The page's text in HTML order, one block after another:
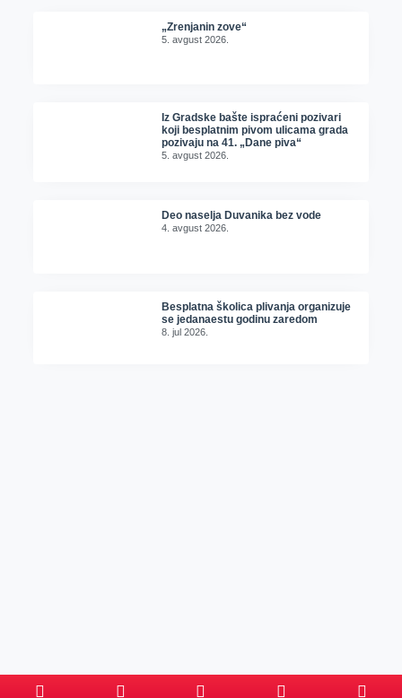
„Zrenjanin zove“
5. avgust 2026.
Iz Gradske bašte ispraćeni pozivari
koji besplatnim pivom ulicama grada
pozivaju na 41. „Dane piva“
5. avgust 2026.
Deo naselja Duvanika bez vode
4. avgust 2026.
Besplatna školica plivanja organizuje
se jedanaestu godinu zaredom
8. jul 2026.